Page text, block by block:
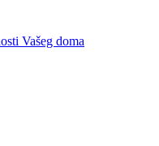
Vašeg doma